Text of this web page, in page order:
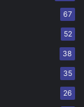
67
52
38
35
26